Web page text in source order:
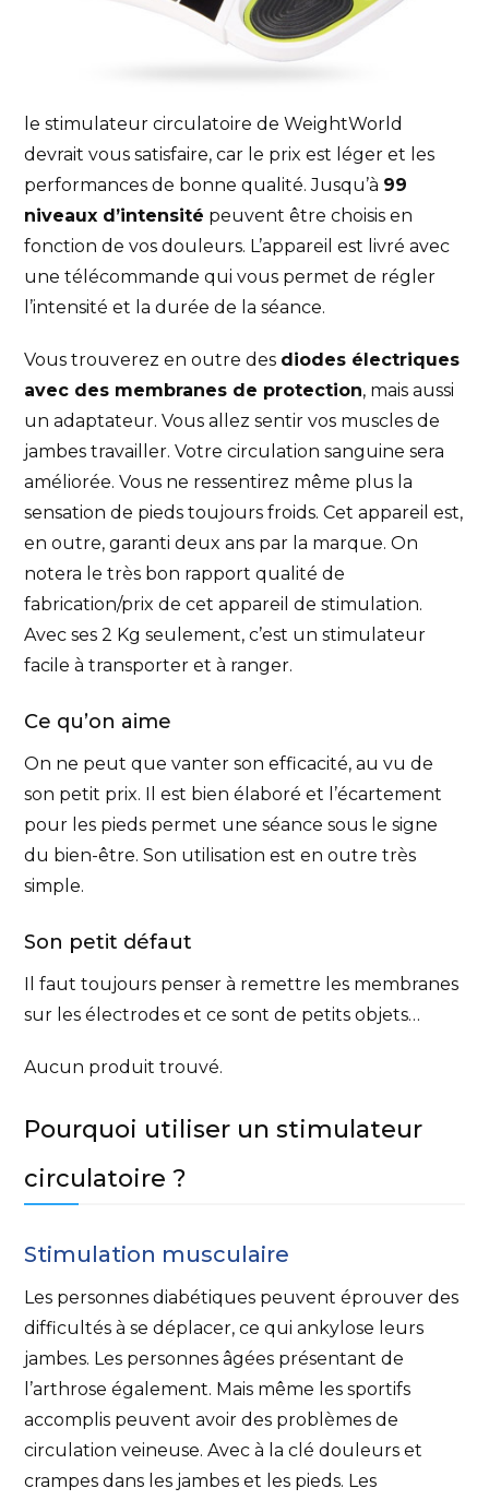
le stimulateur circulatoire de WeightWorld
devrait vous satisfaire, car le prix est léger et les
performances de bonne qualité. Jusqu’à 99
niveaux d’intensité peuvent être choisis en
fonction de vos douleurs. L’appareil est livré avec
une télécommande qui vous permet de régler
l’intensité et la durée de la séance.
Vous trouverez en outre des diodes électriques
avec des membranes de protection, mais aussi
un adaptateur. Vous allez sentir vos muscles de
jambes travailler. Votre circulation sanguine sera
améliorée. Vous ne ressentirez même plus la
sensation de pieds toujours froids. Cet appareil est,
en outre, garanti deux ans par la marque. On
notera le très bon rapport qualité de
fabrication/prix de cet appareil de stimulation.
Avec ses 2 Kg seulement, c’est un stimulateur
facile à transporter et à ranger.
Ce qu’on aime
On ne peut que vanter son efficacité, au vu de
son petit prix. Il est bien élaboré et l’écartement
pour les pieds permet une séance sous le signe
du bien-être. Son utilisation est en outre très
simple.
Son petit défaut
Il faut toujours penser à remettre les membranes
sur les électrodes et ce sont de petits objets…
Aucun produit trouvé.
Pourquoi utiliser un stimulateur
circulatoire ?
Stimulation musculaire
Les personnes diabétiques peuvent éprouver des
difficultés à se déplacer, ce qui ankylose leurs
jambes. Les personnes âgées présentant de
l’arthrose également. Mais même les sportifs
accomplis peuvent avoir des problèmes de
circulation veineuse. Avec à la clé douleurs et
crampes dans les jambes et les pieds. Les